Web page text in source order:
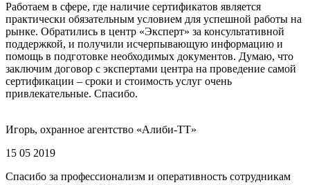
Работаем в сфере, где наличие сертификатов является
практически обязательным условием для успешной работы на
рынке. Обратились в центр «Эксперт» за консультативной
поддержкой, и получили исчерпывающую информацию и
помощь в подготовке необходимых документов. Думаю, что
заключим договор с экспертами центра на проведение самой
сертификации – сроки и стоимость услуг очень
привлекательные. Спасибо.
Игорь, охранное агентство «Алиби-ТТ»
15 05 2019
Спасибо за профессионализм и оперативность сотрудникам